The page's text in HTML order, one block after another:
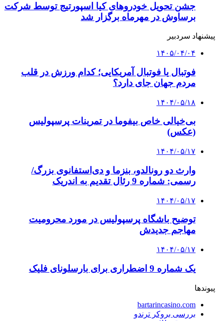
جشن تحویل خودروهای کیا اسپورتیج توسط شرکت
برساوش در مهرماه برگزار شد
پیشنهاد سردبیر
۱۴۰۵/۰۴/۰۴
فوتبال یا فوتبال آمریکایی؛ کدام ورزش در قلب
مردم جهان جای دارد؟
۱۴۰۴/۰۵/۱۸
بی‌خیالی خاص بیفوما در تمرینات پرسپولیس
(عکس)
۱۴۰۴/۰۵/۱۷
وارث دو رونالدو، بنزما و دی‌استفانوی بزرگ/
رسمی: شماره 9 رئال تقدیم به اندریک
۱۴۰۴/۰۵/۱۷
توضیح باشگاه پرسپولیس در مورد محرومیت
مهاجم جدیدش
۱۴۰۴/۰۵/۱۷
یک شماره 9 اضطراری برای بارسلونای فلیک
پیوندها
bartarincasino.com
بررسی بروکر ترندو